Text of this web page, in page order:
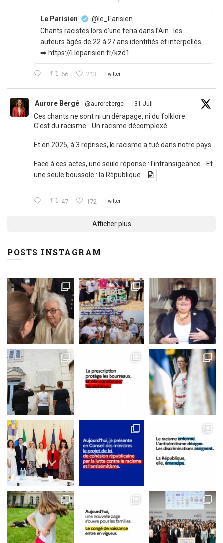
Le Parisien
@le_Parisien
Chants racistes lors d’une feria dans l’Ain : les
auteurs âgés de 22 à 27 ans identifiés et interpellés
➡️ https://l.leparisien.fr/kzd1
66 213 Twitter
Aurore Bergé @auroreberge · 31 Juil
Ces chants ne sont ni un dérapage, ni du folklore.
C'est du racisme. Un racisme décomplexé.
Et en 2025, à 3 reprises, le racisme a tué dans notre pays.
Face à ces actes, une seule réponse : l'intransigeance. Et
une seule boussole : la République.
47 172 Twitter
Afficher plus
POSTS INSTAGRAM